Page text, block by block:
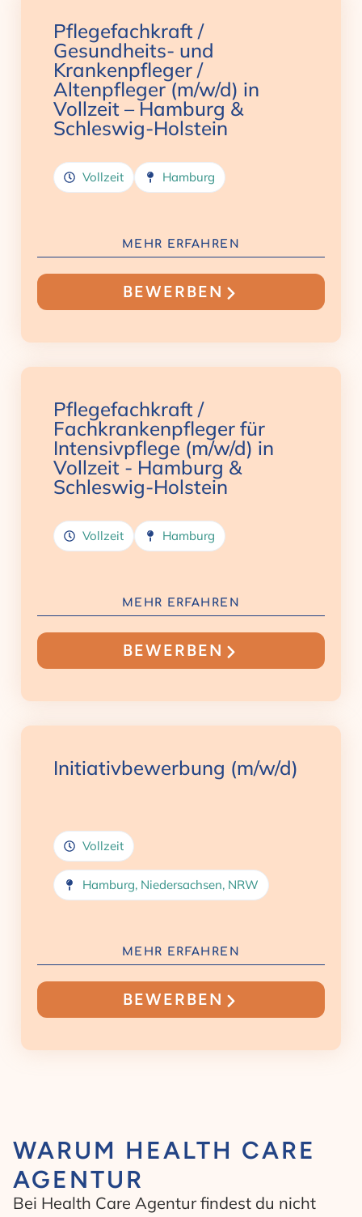
Pflegefachkraft /
Gesundheits- und
Krankenpfleger /
Altenpfleger (m/w/d) in
Vollzeit – Hamburg &
Schleswig-Holstein
Vollzeit Hamburg
MEHR ERFAHREN
BEWERBEN
Pflegefachkraft /
Fachkrankenpfleger für
Intensivpflege (m/w/d) in
Vollzeit - Hamburg &
Schleswig-Holstein
Vollzeit Hamburg
MEHR ERFAHREN
BEWERBEN
Initiativbewerbung (m/w/d)
Vollzeit
Hamburg, Niedersachsen, NRW
MEHR ERFAHREN
BEWERBEN
WARUM HEALTH CARE
AGENTUR
Bei Health Care Agentur findest du nicht